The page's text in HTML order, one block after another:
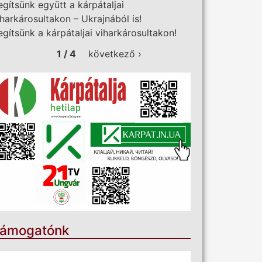
együtt a kárpátaljai
– Ukrajnából is!
a kárpátaljai viharkárosultakon!
1 / 4
következő ›